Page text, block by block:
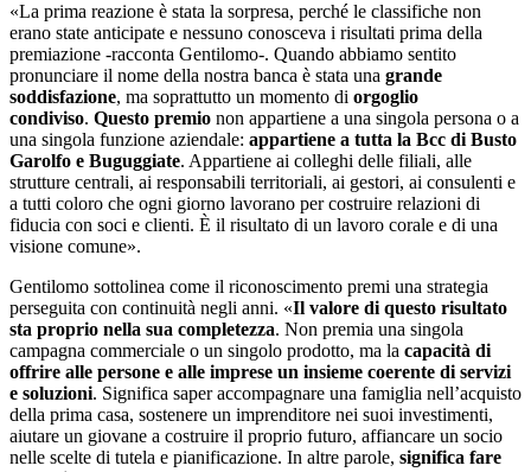
«La prima reazione è stata la sorpresa, perché le classifiche non
erano state anticipate e nessuno conosceva i risultati prima della
premiazione -racconta Gentilomo-. Quando abbiamo sentito
pronunciare il nome della nostra banca è stata una grande
soddisfazione, ma soprattutto un momento di orgoglio
condiviso. Questo premio non appartiene a una singola persona o a
una singola funzione aziendale: appartiene a tutta la Bcc di Busto
Garolfo e Buguggiate. Appartiene ai colleghi delle filiali, alle
strutture centrali, ai responsabili territoriali, ai gestori, ai consulenti e
a tutti coloro che ogni giorno lavorano per costruire relazioni di
fiducia con soci e clienti. È il risultato di un lavoro corale e di una
visione comune».
Gentilomo sottolinea come il riconoscimento premi una strategia
perseguita con continuità negli anni. «Il valore di questo risultato
sta proprio nella sua completezza. Non premia una singola
campagna commerciale o un singolo prodotto, ma la capacità di
offrire alle persone e alle imprese un insieme coerente di servizi
e soluzioni. Significa saper accompagnare una famiglia nell’acquisto
della prima casa, sostenere un imprenditore nei suoi investimenti,
aiutare un giovane a costruire il proprio futuro, affiancare un socio
nelle scelte di tutela e pianificazione. In altre parole, significa fare